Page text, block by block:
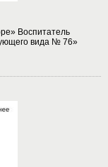
Воспитатель
вида № 76»